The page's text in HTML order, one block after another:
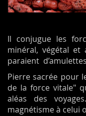
Il conjugue les
minéral, végétal et
paraient
Pierre sacrée pour
de la force vitale"
aléas des
magnétisme à celui